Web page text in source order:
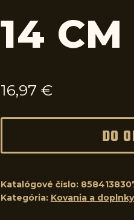
14 CM
16,97 €
DO
Katalógové číslo:
Kategória: Kovania a